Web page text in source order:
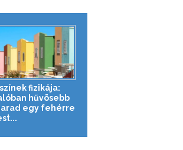
fizikája:
hűvösebb
egy fehérre